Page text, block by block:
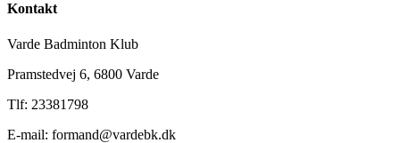
Kontakt
Varde Badminton Klub
Pramstedvej 6, 6800 Varde
Tlf: 23381798
E-mail: formand@vardebk.dk